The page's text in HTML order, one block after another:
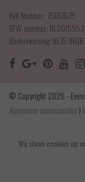
KvK Number: 75017679
BTW-number:
Bankrekening: NL75
© Copyright 2026 -
Algemene voorwaarden |
Wij slaan cookies op